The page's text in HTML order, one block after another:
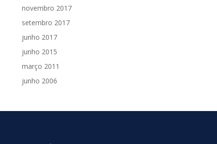
novembro 2017
setembro 2017
junho 2017
junho 2015
março 2011
junho 2006